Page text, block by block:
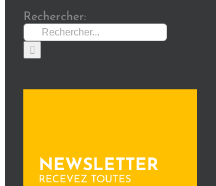
Rechercher:
NEWSLETTER
RECEVEZ TOUTES